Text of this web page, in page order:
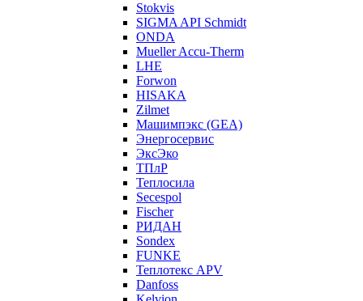
Stokvis
SIGMA API Schmidt
ONDA
Mueller Accu-Therm
LHE
Forwon
HISAKA
Zilmet
Машимпэкс (GEA)
Энергосервис
ЭксЭко
ТПлР
Теплосила
Secespol
Fischer
РИДАН
Sondex
FUNKE
Теплотекс APV
Danfoss